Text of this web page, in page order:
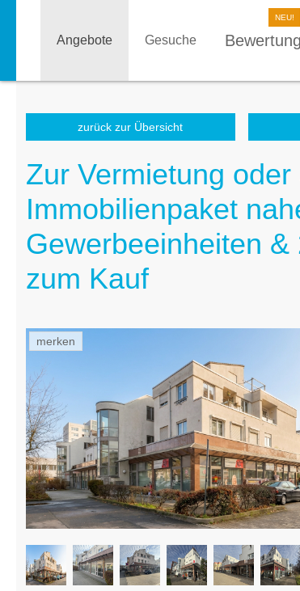
Angebote Gesuche Bewertung
zurück zur Übersicht
Zur Vermietung
Immobilienpaket
Gewerbeeinheiten
zum Kauf
merken